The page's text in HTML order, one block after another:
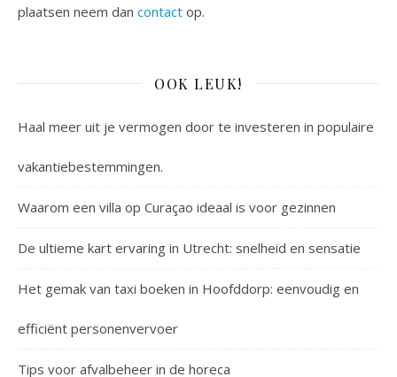
plaatsen neem dan contact op.
OOK LEUK!
Haal meer uit je vermogen door te investeren in populaire
vakantiebestemmingen.
Waarom een villa op Curaçao ideaal is voor gezinnen
De ultieme kart ervaring in Utrecht: snelheid en sensatie
Het gemak van taxi boeken in Hoofddorp: eenvoudig en
efficiënt personenvervoer
Tips voor afvalbeheer in de horeca